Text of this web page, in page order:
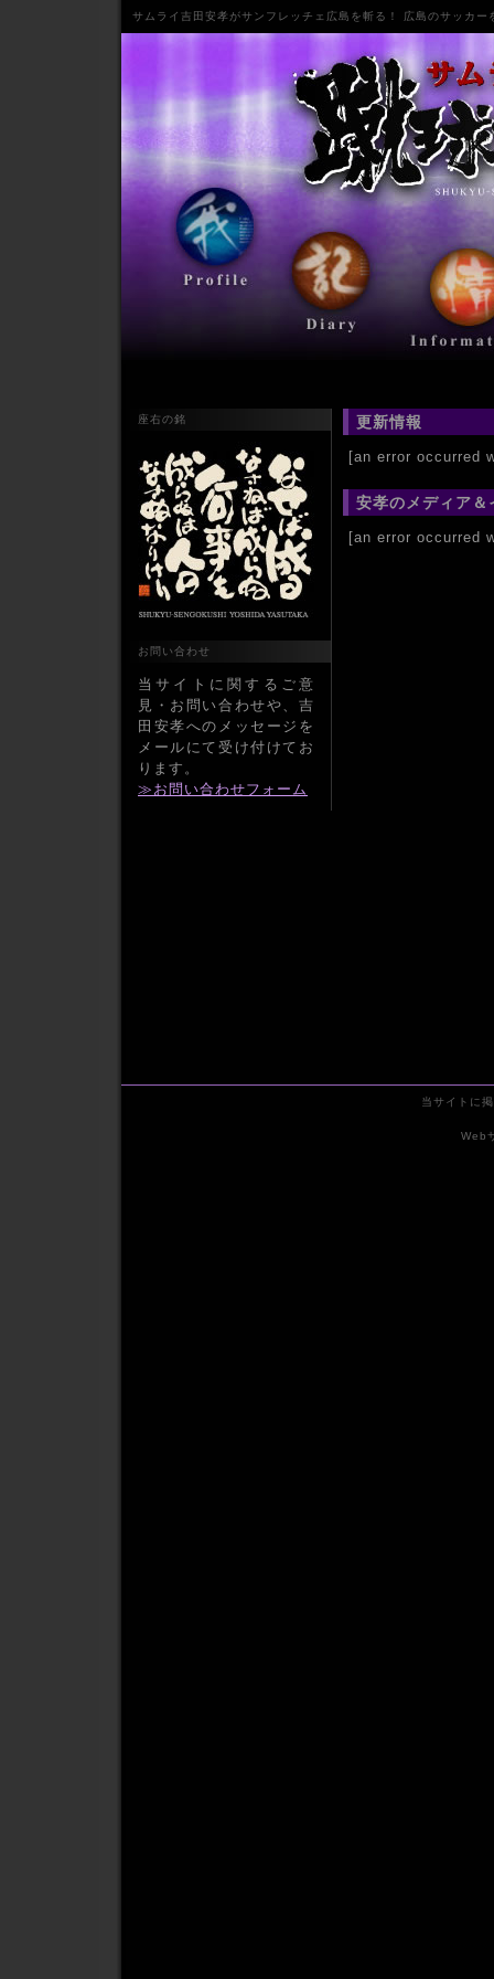
サムライ 吉田安孝がサンフレッチェ広島 を斬る！ 広島のサッカ
座右の銘
お問い合わせ
当サイトに関するご意
見・お問い合わせや、吉
田安孝へのメッセージを
メールにて受け付けてお
ります。
≫お問い合わせフォーム
更新情報
[an error occurred
安孝のメディア＆
[an error occurred
当サイトに
Web